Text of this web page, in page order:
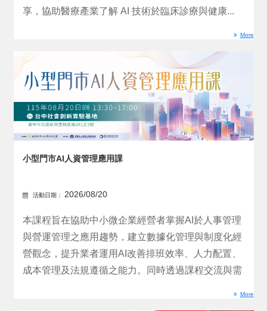
享，協助醫療產業了解 AI 技術於臨床診療與健康...
More
小型門市AI人資管理應用課
活動日期： 2026/08/20
本課程旨在協助中小微企業經營者掌握AI於人事管理
與營運管理之應用趨勢，建立數據化管理與制度化經
營觀念，提升業者運用AI改善排班效率、人力配置、
成本管理及法規遵循之能力。同時透過課程交流與需
More